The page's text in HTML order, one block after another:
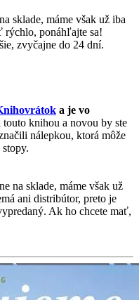
sklade, máme však už iba
rýchlo, ponáhľajte sa!
zvyčajne do 24 dní.
a je vo
knihou a novou by ste
nálepkou, ktorá môže
na sklade, máme však už
ani distribútor, preto je
Ak ho chcete mať,